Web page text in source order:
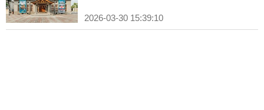
2026-03-30 15:39:10